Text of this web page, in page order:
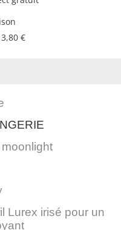
€
Lurex irisé pour un